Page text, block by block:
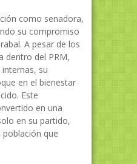
como senadora,
su compromiso
A pesar de los
dentro del PRM,
su
en el bienestar
Este
en una
en su partido,
que